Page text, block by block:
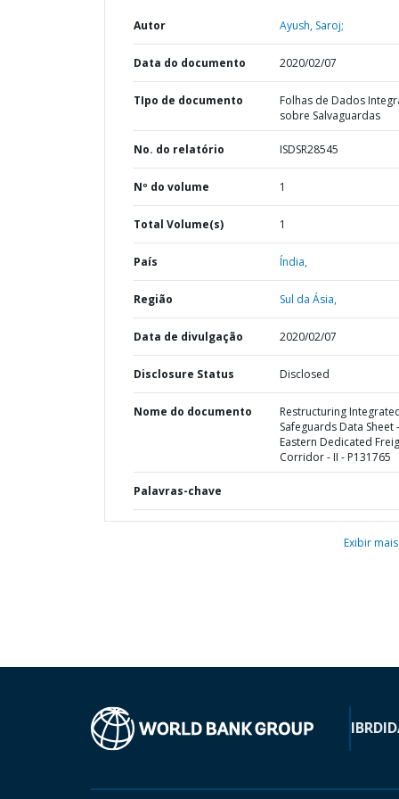
Autor Ayush, Saroj;
Data do documento 2020/02/07
TIpo de documento
Folhas de Dados
sobre Salvaguardas
No. do relatório ISDSR28545
Nº do volume 1
Total Volume(s) 1
País Índia,
Região Sul da Ásia,
Data de divulgação 2020/02/07
Disclosure Status Disclosed
Nome do documento
Restructuring
Safeguards Data Sheet -
Eastern Dedicated
Corridor - II - P131765
Palavras-chave
Exibir mais
IBRD